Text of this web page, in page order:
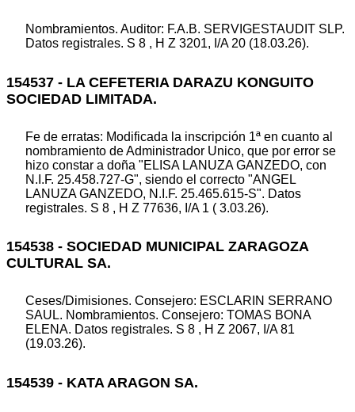
Nombramientos. Auditor: F.A.B. SERVIGESTAUDIT SLP.
Datos registrales. S 8 , H Z 3201, I/A 20 (18.03.26).
154537 - LA CEFETERIA DARAZU KONGUITO
SOCIEDAD LIMITADA.
Fe de erratas: Modificada la inscripción 1ª en cuanto al
nombramiento de Administrador Unico, que por error se
hizo constar a doña "ELISA LANUZA GANZEDO, con
N.I.F. 25.458.727-G", siendo el correcto "ANGEL
LANUZA GANZEDO, N.I.F. 25.465.615-S". Datos
registrales. S 8 , H Z 77636, I/A 1 ( 3.03.26).
154538 - SOCIEDAD MUNICIPAL ZARAGOZA
CULTURAL SA.
Ceses/Dimisiones. Consejero: ESCLARIN SERRANO
SAUL. Nombramientos. Consejero: TOMAS BONA
ELENA. Datos registrales. S 8 , H Z 2067, I/A 81
(19.03.26).
154539 - KATA ARAGON SA.